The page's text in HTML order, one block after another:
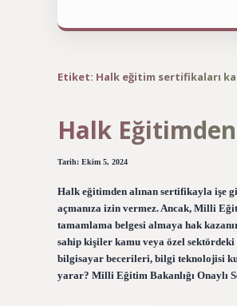
Etiket: Halk eğitim sertifikaları
Halk
Tarih: Ekim 5, 2024
Halk eğitimden alınan sertifikayla işe
açmanıza izin vermez. Ancak, Milli
tamamlama belgesi almaya hak
sahip kişiler kamu veya özel
bilgisayar becerileri, bilgi teknolojisi
yarar? Milli Eğitim Bakanlığı Onaylı